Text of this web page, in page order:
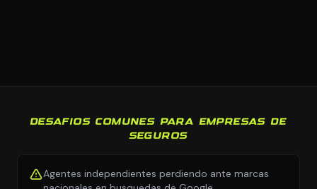
DESAFIOS COMUNES PARA EMPRESAS DE
SEGUROS
Agentes independientes perdiendo ante marcas